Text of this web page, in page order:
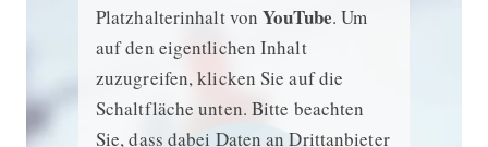
Platzhalterinhalt vonYouTube. Um
auf den eigentlichen Inhalt
zuzugreifen, klicken Sie auf die
Schaltfläche unten. Bitte beachten
Sie, dass dabei Daten an Drittanbieter